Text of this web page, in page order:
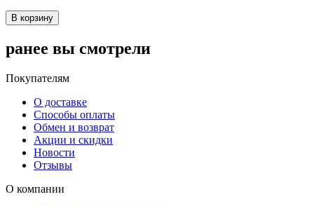
В корзину
ранее вы смотрели
Покупателям
О доставке
Способы оплаты
Обмен и возврат
Акции и скидки
Новости
Отзывы
О компании